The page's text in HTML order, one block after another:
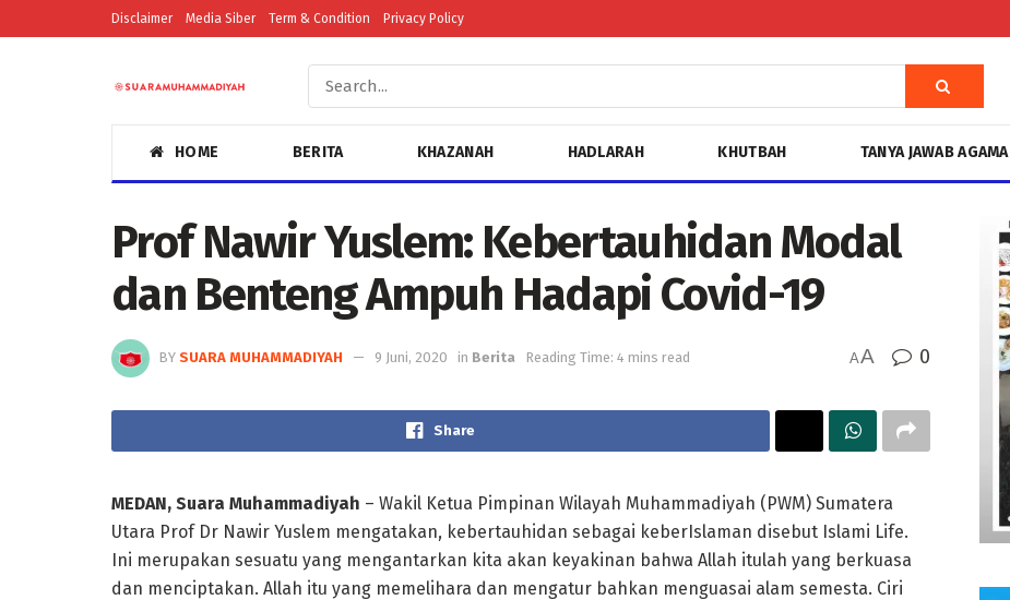
Disclaimer Media Siber Term & Condition Privacy Policy
HOME BERITA KHAZANAH HADLARAH KHUTBAH TANYA JAWAB AGAMA
Prof Nawir Yuslem: Kebertauhidan Modal
dan Benteng Ampuh Hadapi Covid-19
BY SUARA MUHAMMADIYAH 9 Juni, 2020 in Berita Reading Time: 4 mins read AA 0
Share
MEDAN, Suara Muhammadiyah – Wakil Ketua Pimpinan Wilayah Muhammadiyah (PWM) Sumatera
Utara Prof Dr Nawir Yuslem mengatakan, kebertauhidan sebagai keberIslaman disebut Islami Life.
Ini merupakan sesuatu yang mengantarkan kita akan keyakinan bahwa Allah itulah yang berkuasa
dan menciptakan. Allah itu yang memelihara dan mengatur bahkan menguasai alam semesta. Ciri